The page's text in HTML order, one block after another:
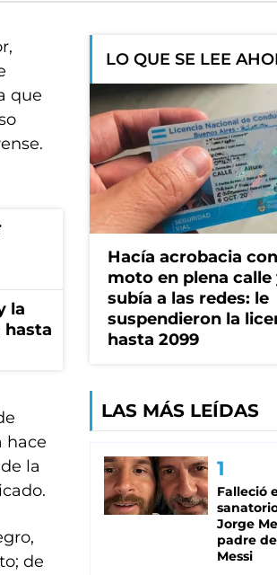
que
la
hasta
hace
la
de
LO QUE SE LEE
Hacía acrobacia
moto en plena calle
subía a las redes: le
suspendieron la
hasta 2099
LAS MÁS LEÍDAS
Falleció
Jorge
padre
Messi